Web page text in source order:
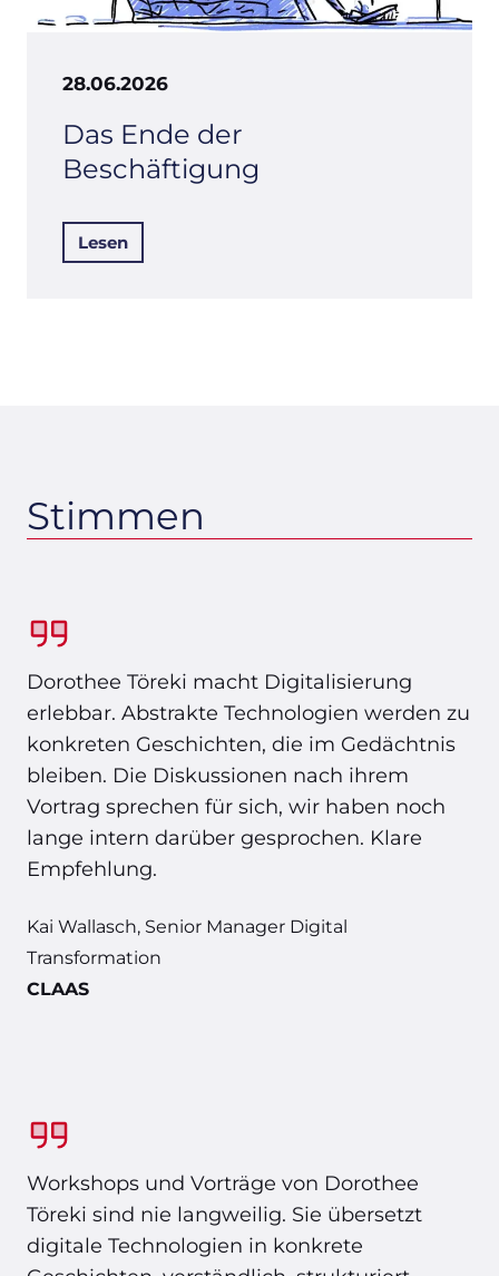
28.06.2026
Das Ende der
Beschäftigung
Lesen
Stimmen
Dorothee Töreki macht Digitalisierung
erlebbar. Abstrakte Technologien werden zu
konkreten Geschichten, die im Gedächtnis
bleiben. Die Diskussionen nach ihrem
Vortrag sprechen für sich, wir haben noch
lange intern darüber gesprochen. Klare
Empfehlung.
Kai Wallasch, Senior Manager Digital
Transformation
CLAAS
Workshops und Vorträge von Dorothee
Töreki sind nie langweilig. Sie übersetzt
digitale Technologien in konkrete